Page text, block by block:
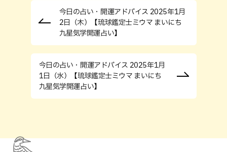
今日の占い・開運アドバイス 2025年1月
2日（木）【琉球鑑定士ミウマ まいにち
九星気学開運占い】
今日の占い・開運アドバイス 2025年1月
1日（水）【琉球鑑定士ミウマ まいにち
九星気学開運占い】